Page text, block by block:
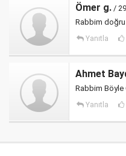
Ömer g. /
Rabbim
Yanıtla
Ahmet
Rabbim Böyle
Yanıtla